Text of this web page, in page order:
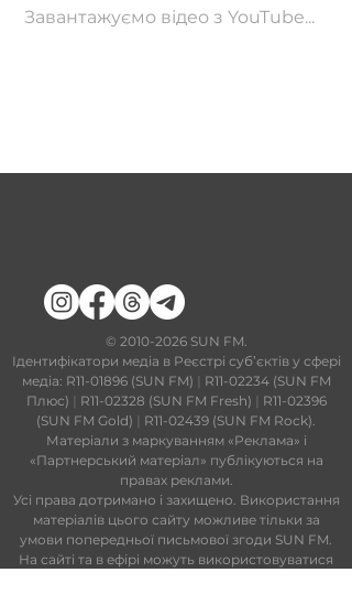
Завантажуємо відео з YouTube...
​© 2010-2026SUN FM.
Ідентифікатори медіа в Реєстрі суб’єктів у сфері
медіа: R11-01896 (SUN FM) | R11-02234 (SUN FM
Плюс) | R11-02328 (SUN FM Fresh) | R11-02396
(SUN FM Gold) | R11-02439 (SUN FM Rock).
Матеріали з маркуванням «Реклама» і
«Партнерський матеріал» публікуються на
правах реклами.
Усі права дотримано і захищено. Використання
матеріалів цього сайту можливе тільки за
умови попередньої письмової згоди SUN FM.
На сайті та в ефірі можуть використовуватися